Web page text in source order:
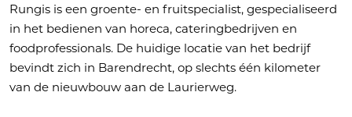
Rungis is een groente- en fruitspecialist, gespecialiseerd
in het bedienen van horeca, cateringbedrijven en
foodprofessionals. De huidige locatie van het bedrijf
bevindt zich in Barendrecht, op slechts één kilometer
van de nieuwbouw aan de Laurierweg.